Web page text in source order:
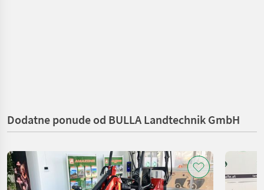
Dodatne ponude od BULLA Landtechnik GmbH